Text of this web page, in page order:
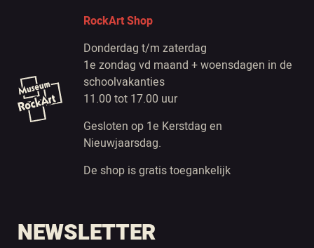
RockArt Shop
Donderdag t/m zaterdag
1e zondag vd maand + woensdagen in de
schoolvakanties
11.00 tot 17.00 uur
Gesloten op 1e Kerstdag en
Nieuwjaarsdag.
De shop is gratis toegankelijk
NEWSLETTER